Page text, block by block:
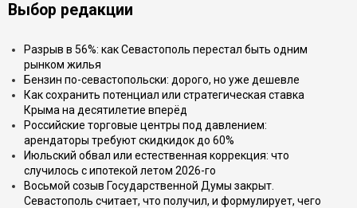
Выбор редакции
Разрыв в 56%: как Севастополь перестал быть одним
рынком жилья
Бензин по-севастопольски: дорого, но уже дешевле
Как сохранить потенциал или стратегическая ставка
Крыма на десятилетие вперёд
Российские торговые центры под давлением:
арендаторы требуют скидкидок до 60%
Июльский обвал или естественная коррекция: что
случилось с ипотекой летом 2026-го
Восьмой созыв Государственной Думы закрыт.
Севастополь считает, что получил, и формулирует, чего